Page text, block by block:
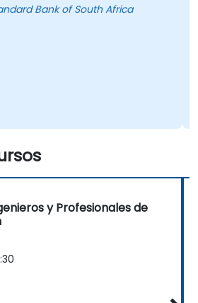
- Standard Bank of South Africa
y Profesionales de